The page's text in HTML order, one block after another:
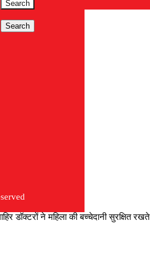
Search
Search
डॉक्टरों ने महिला की बच्चेदानी सुरक्षित